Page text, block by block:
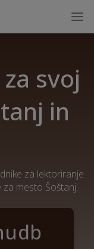
svoj
in
za lektoriranje
mesto Šoštanj.